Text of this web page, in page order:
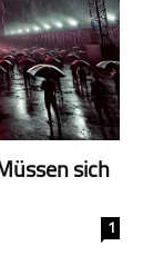
sich
1